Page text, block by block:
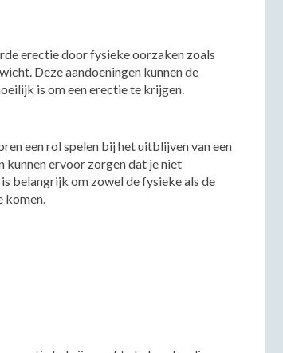
erectie door fysieke oorzaken zoals
Deze aandoeningen kunnen de
is om een erectie te krijgen.
een rol spelen bij het uitblijven van een
kunnen ervoor zorgen dat je niet
belangrijk om zowel de fysieke als de
komen.